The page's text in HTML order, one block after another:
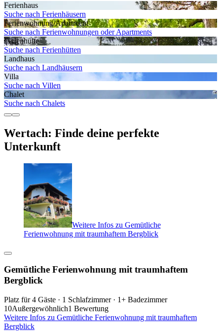
Ferienhaus
Suche nach Ferienhäusern
Ferienwohnung/Apartment
Suche nach Ferienwohnungen oder Apartments
Ferienhütte
Suche nach Ferienhütten
Landhaus
Suche nach Landhäusern
Villa
Suche nach Villen
Chalet
Suche nach Chalets
Wertach: Finde deine perfekte
Unterkunft
Weitere Infos zu Gemütliche
Ferienwohnung mit traumhaftem Bergblick
Gemütliche Ferienwohnung mit traumhaftem
Bergblick
Platz für 4 Gäste · 1 Schlafzimmer · 1+ Badezimmer
10Außergewöhnlich1 Bewertung
Weitere Infos zu Gemütliche Ferienwohnung mit traumhaftem
Bergblick